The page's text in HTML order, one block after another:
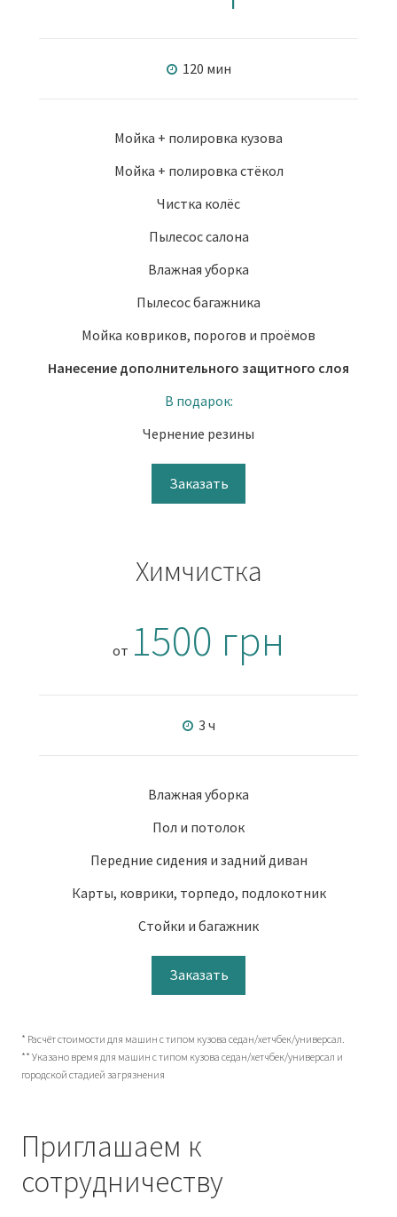
120 мин
Мойка + полировка кузова
Мойка + полировка стёкол
Чистка колёс
Пылесос салона
Влажная уборка
Пылесос багажника
Мойка ковриков, порогов и проёмов
Нанесение дополнительного защитного слоя
В подарок:
Чернение резины
Заказать
Химчистка
от 1500 грн
3 ч
Влажная уборка
Пол и потолок
Передние сидения и задний диван
Карты, коврики, торпедо, подлокотник
Стойки и багажник
Заказать
* Расчёт стоимости для машин с типом кузова седан/хетчбек/универсал.
** Указано время для машин с типом кузова седан/хетчбек/универсал и
городской стадией загрязнения
Приглашаем к
сотрудничеству